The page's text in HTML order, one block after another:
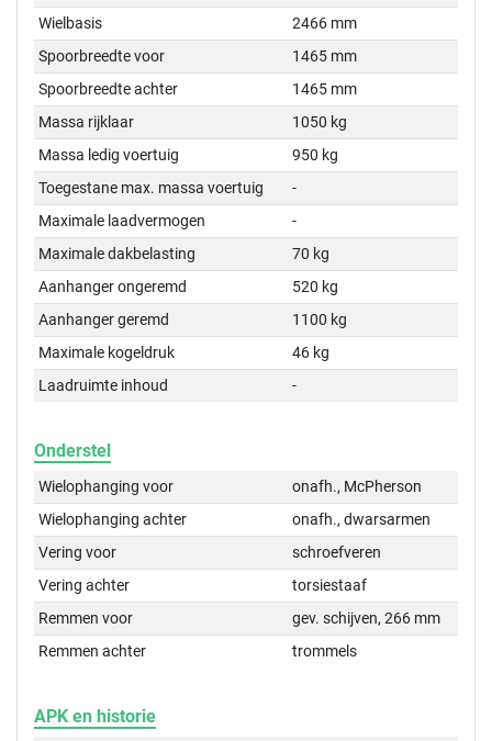
Wielbasis
2466 mm
Spoorbreedte voor
1465 mm
Spoorbreedte achter
1465 mm
Massa rijklaar
1050 kg
Massa ledig voertuig
950 kg
Toegestane max. massa voertuig
-
Maximale laadvermogen
-
Maximale dakbelasting
70 kg
Aanhanger ongeremd
520 kg
Aanhanger geremd
1100 kg
Maximale kogeldruk
46 kg
Laadruimte inhoud
-
Onderstel
Wielophanging voor
onafh., McPherson
Wielophanging achter
onafh., dwarsarmen
Vering voor
schroefveren
Vering achter
torsiestaaf
Remmen voor
gev. schijven, 266 mm
Remmen achter
trommels
APK en historie